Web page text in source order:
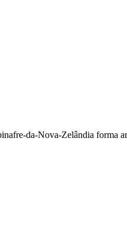
da-Nova-Zelândia forma